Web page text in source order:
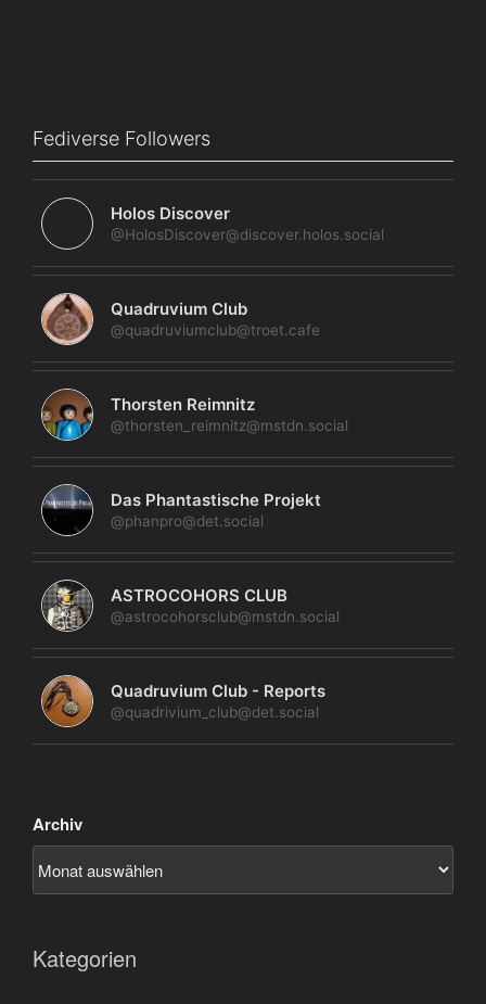
Fediverse Followers
Holos Discover
@HolosDiscover@discover.holos.social
Quadruvium Club
@quadruviumclub@troet.cafe
Thorsten Reimnitz
@thorsten_reimnitz@mstdn.social
Das Phantastische Projekt
@phanpro@det.social
ASTROCOHORS CLUB
@astrocohorsclub@mstdn.social
Quadruvium Club - Reports
@quadrivium_club@det.social
Archiv
Kategorien